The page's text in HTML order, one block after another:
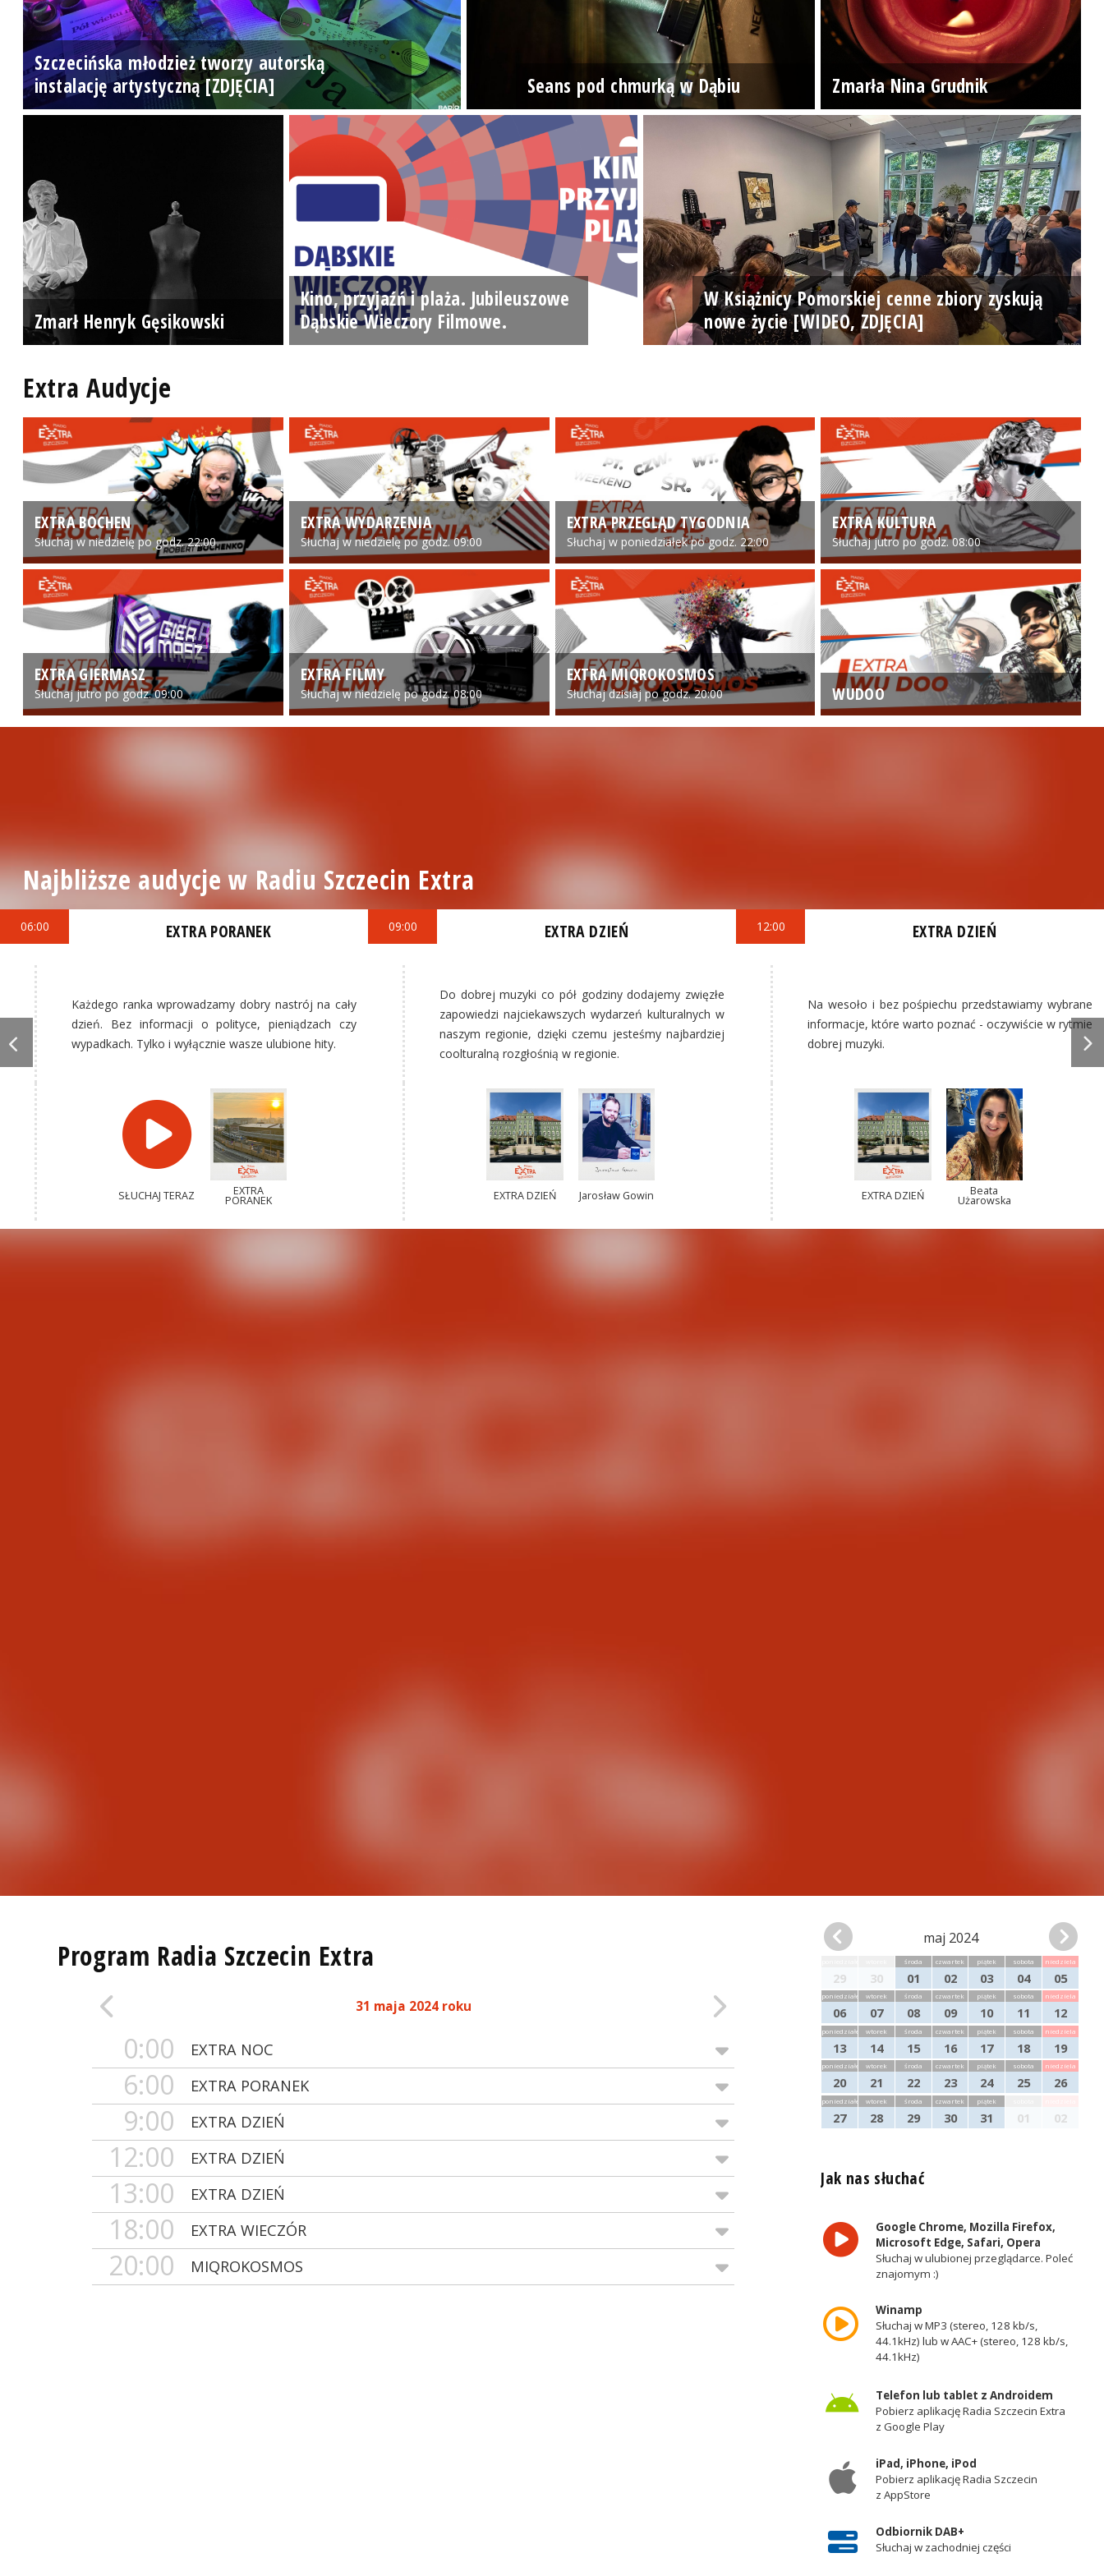
Szczecińska młodzież tworzy autorską
instalację artystyczną [ZDJĘCIA]
Seans pod chmurką w Dąbiu Zmarła Nina Grudnik
Zmarł Henryk Gęsikowski
Kino, przyjaźń i plaża. Jubileuszowe
Dąbskie Wieczory Filmowe.
W Książnicy Pomorskiej cenne zbiory zyskują
nowe życie [WIDEO, ZDJĘCIA]
Extra Audycje
EXTRA BOCHEN
Słuchaj w niedzielę po godz. 22:00
EXTRA WYDARZENIA
Słuchaj w niedzielę po godz. 09:00
EXTRA PRZEGLĄD TYGODNIA
Słuchaj w poniedziałek po godz. 22:00
EXTRA KULTURA
Słuchaj jutro po godz. 08:00
EXTRA GIERMASZ
Słuchaj jutro po godz. 09:00
EXTRA FILMY
Słuchaj w niedzielę po godz. 08:00
EXTRA MIQROKOSMOS
Słuchaj dzisiaj po godz. 20:00 WUDOO
Najbliższe audycje w Radiu Szczecin Extra
06:00 EXTRA PORANEK
Każdego ranka wprowadzamy dobry nastrój na cały
dzień. Bez informacji o polityce, pieniądzach czy
wypadkach. Tylko i wyłącznie wasze ulubione hity.
SŁUCHAJ TERAZ EXTRA
PORANEK
09:00 EXTRA DZIEŃ
Do dobrej muzyki co pół godziny dodajemy zwięzłe
zapowiedzi najciekawszych wydarzeń kulturalnych w
naszym regionie, dzięki czemu jesteśmy najbardziej
coolturalną rozgłośnią w regionie.
EXTRA DZIEŃ Jarosław Gowin
12:00 EXTRA DZIEŃ
Na wesoło i bez pośpiechu przedstawiamy wybrane
informacje, które warto poznać - oczywiście w rytmie
dobrej muzyki.
EXTRA DZIEŃ Beata
Użarowska
Program Radia Szczecin Extra
31 maja 2024 roku
0:00 EXTRA NOC
6:00 EXTRA PORANEK
9:00 EXTRA DZIEŃ
12:00 EXTRA DZIEŃ
13:00 EXTRA DZIEŃ
18:00 EXTRA WIECZÓR
20:00 MIQROKOSMOS
maj 2024
29 30
środa
01
czwartek
02
piątek
03
sobota
04
niedziela
05
poniedziałek
06
wtorek
07
środa
08
czwartek
09
piątek
10
sobota
11
niedziela
12
poniedziałek
13
wtorek
14
środa
15
czwartek
16
piątek
17
sobota
18
niedziela
19
poniedziałek
20
wtorek
21
środa
22
czwartek
23
piątek
24
sobota
25
niedziela
26
poniedziałek
27
wtorek
28
środa
29
czwartek
30
piątek
31 01 02
Jak nas słuchać
Google Chrome, Mozilla Firefox,
Microsoft Edge, Safari, Opera
Słuchaj w ulubionej przeglądarce. Poleć
znajomym :)
Winamp
Słuchaj w MP3 (stereo, 128 kb/s,
44.1kHz) lub w AAC+ (stereo, 128 kb/s,
44.1kHz)
Telefon lub tablet z Androidem
Pobierz aplikację Radia Szczecin Extra
z Google Play
iPad, iPhone, iPod
Pobierz aplikację Radia Szczecin
z AppStore
Odbiornik DAB+
Słuchaj w zachodniej części